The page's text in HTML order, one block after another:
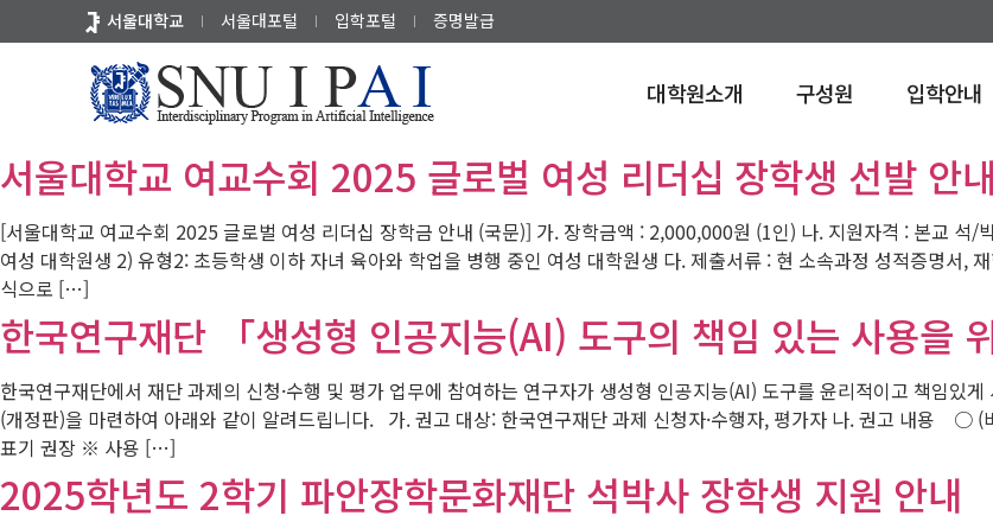
로
뉴
서울대학교 서울대포털 입학포털 증명발급
대학원소개 구성원 입학안내
2025.09.24
서울대학교 여교수회 2025 글로벌 여성 리더십 장학생 선발 안내
[서울대학교 여교수회 2025 글로벌 여성 리더십 장학금 안내 (국문)] 가. 장학금액 : 2,000,000원 (1인) 나. 지원자격 : 본교 석
여성 대학원생 2) 유형2: 초등학생 이하 자녀 육아와 학업을 병행 중인 여성 대학원생 다. 제출서류 : 현 소속과정 성적증명서
식으로 […]
한국연구재단 「생성형 인공지능(AI) 도구의 책임 있는 사용을
한국연구재단에서 재단 과제의 신청·수행 및 평가 업무에 참여하는 연구자가 생성형 인공지능(AI) 도구를 윤리적이고 책임있
(개정판)을 마련하여 아래와 같이 알려드립니다. 가. 권고 대상: 한국연구재단 과제 신청자·수행자, 평가자 나. 권고 내용 ○
표기 권장 ※ 사용 […]
2025학년도 2학기 파안장학문화재단 석박사 장학생 지원 안내